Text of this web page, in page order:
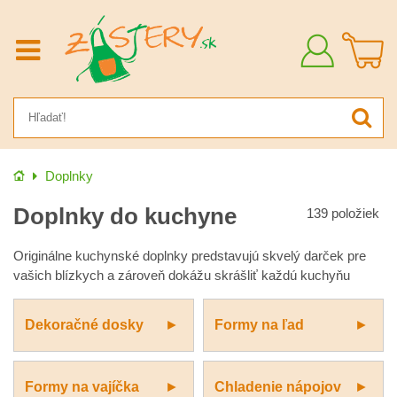
Prihlásiť
Úvod Doplnky
Doplnky do kuchyne 139 položiek
Originálne kuchynské doplnky predstavujú skvelý darček pre
vašich blízkych a zároveň dokážu skrášliť každú kuchyňu
Dekoračné dosky Formy na ľad
Formy na vajíčka Chladenie nápojov